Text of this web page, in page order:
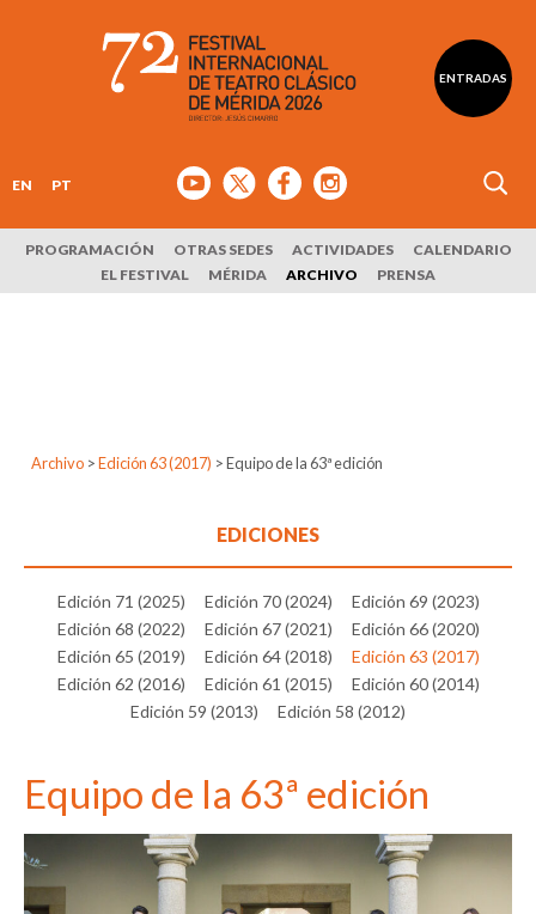
ENTRADAS
EN PT
PROGRAMACIÓN OTRAS SEDES ACTIVIDADES
CALENDARIO
EL FESTIVAL
MÉRIDA ARCHIVO PRENSA
Archivo > Edición 63 (2017) >Equipo de la 63ª edición
EDICIONES
Edición 71 (2025) Edición 70 (2024)
Edición 69 (2023)
Edición 68 (2022)
Edición 67 (2021)
Edición 66 (2020)
Edición 65 (2019)
Edición 64 (2018)
Edición 63 (2017)
Edición 62 (2016)
Edición 61 (2015)
Edición 60 (2014)
Edición 59 (2013)
Edición 58 (2012)
Equipo de la 63ª edición